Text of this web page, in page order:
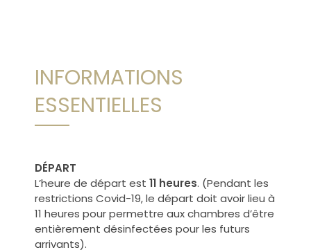
INFORMATIONS
ESSENTIELLES
DÉPART
L’heure de départ est 11 heures. (Pendant les
restrictions Covid-19, le départ doit avoir lieu à
11 heures pour permettre aux chambres d’être
entièrement désinfectées pour les futurs
arrivants).